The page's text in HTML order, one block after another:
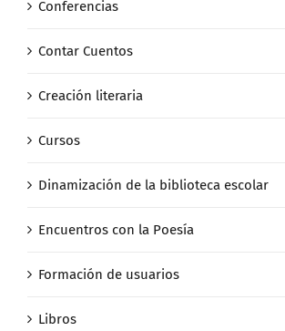
Conferencias
Contar Cuentos
Creación literaria
Cursos
Dinamización de la biblioteca escolar
Encuentros con la Poesía
Formación de usuarios
Libros